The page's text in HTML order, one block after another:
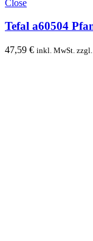
Close
Tefal a60504
47,59 € inkl. MwSt. zzgl.